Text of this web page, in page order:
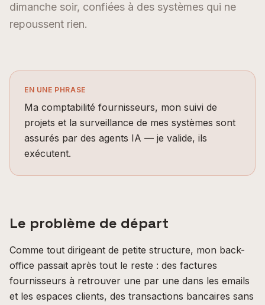
dimanche soir, confiées à des systèmes qui ne
repoussent rien.
EN UNE PHRASE
Ma comptabilité fournisseurs, mon suivi de
projets et la surveillance de mes systèmes sont
assurés par des agents IA — je valide, ils
exécutent.
Le problème de départ
Comme tout dirigeant de petite structure, mon back-
office passait après tout le reste : des factures
fournisseurs à retrouver une par une dans les emails
et les espaces clients, des transactions bancaires sans